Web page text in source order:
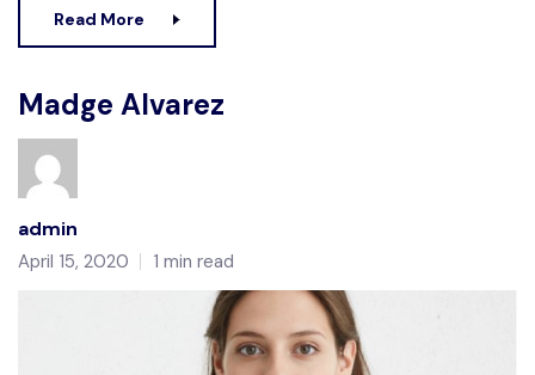
Read More
Madge Alvarez
admin
April 15, 2020 1 min read